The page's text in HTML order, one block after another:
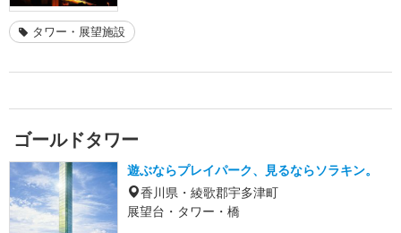
タワー・展望施設
ゴールドタワー
遊ぶならプレイパーク、見るならソラキン。
香川県・綾歌郡宇多津町
展望台・タワー・橋